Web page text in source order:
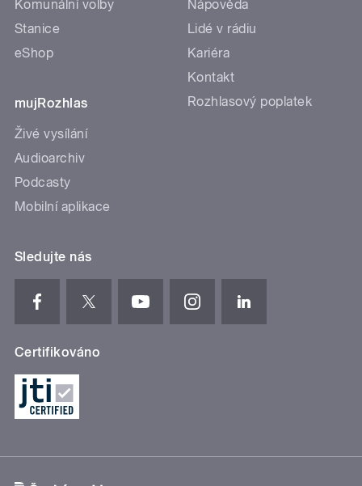
Komunální volby
Stanice
eShop
mujRozhlas
Živé vysílání
Audioarchiv
Podcasty
Mobilní aplikace
Nápověda
Lidé v rádiu
Kariéra
Kontakt
Rozhlasový poplatek
Sledujte nás
Certifikováno